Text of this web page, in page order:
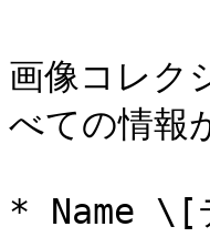
画像コレク
べての情報
* Name \[